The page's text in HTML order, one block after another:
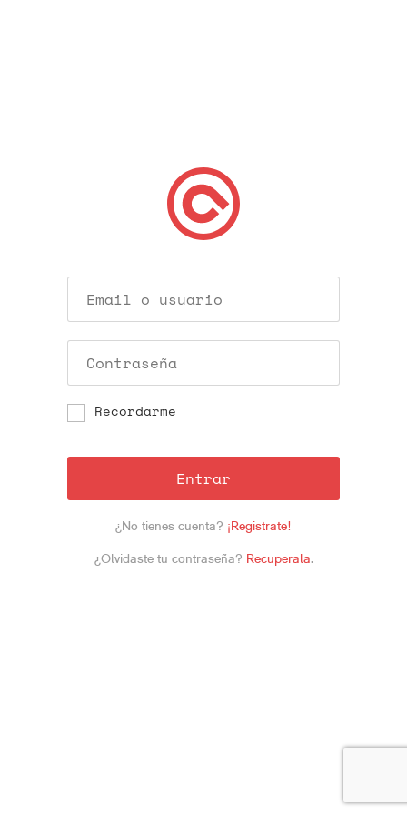
Recordarme
Entrar
¿No tienes cuenta? ¡Registrate!
¿Olvidaste tu contraseña? Recuperala.